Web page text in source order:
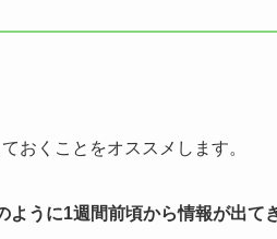
おくことをオススメします。
ように1週間前頃から情報が出て